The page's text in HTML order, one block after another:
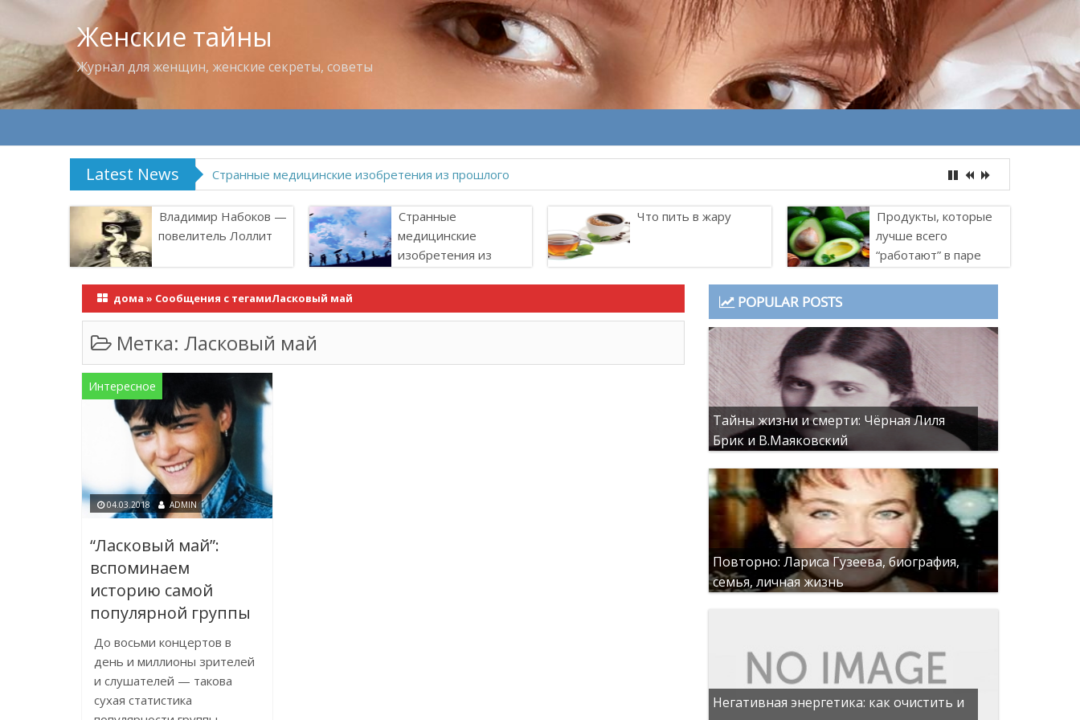
Женские тайны
Журнал для женщин, женские секреты, советы
Latest News Что пить в жару
Владимир Набоков —
повелитель Лоллит
Странные
медицинские
изобретения из
Что пить в жару
Продукты, которые
лучше всего
“работают” в паре
дома » Сообщения с тегамиЛасковый май
Метка: Ласковый май
Интересное
04.03.2018 ADMIN
“Ласковый май”:
вспоминаем
историю самой
популярной группы
До восьми концертов в
день и миллионы зрителей
и слушателей — такова
сухая статистика
POPULAR POSTS
Тайны жизни и смерти: Чёрная Лиля
Брик и В.Маяковский
Повторно: Лариса Гузеева, биография,
семья, личная жизнь
Негативная энергетика: как очистить и